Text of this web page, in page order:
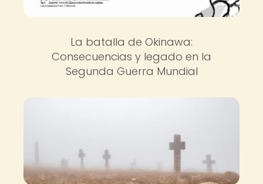
La batalla de Okinawa:
Consecuencias y legado en la
Segunda Guerra Mundial